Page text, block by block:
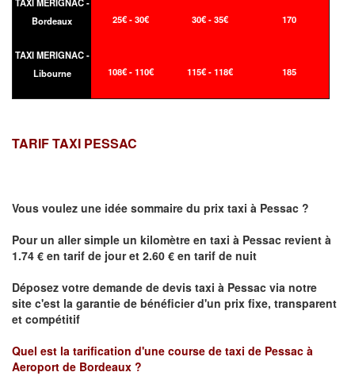
Bordeaux
25€ - 30€ 30€ - 35€ 170
TAXI MERIGNAC -
Libourne
108€ - 110€ 115€ - 118€ 185
TARIF TAXI PESSAC
Vous voulez une idée sommaire du prix taxi à Pessac ?
Pour un aller simple un kilomètre en taxi à Pessac revient à
1.74 € en tarif de jour et 2.60 € en tarif de nuit
Déposez votre demande de devis taxi à Pessac via notre
site c'est la garantie de bénéficier d'un prix fixe, transparent
et compétitif
Quel est la tarification d'une course de taxi de Pessac à
Aeroport de Bordeaux ?